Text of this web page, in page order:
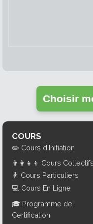
Choisir
COURS
✏️ Cours d'Initiation
👨‍👩‍👧‍👦 Cours Collectifs
🧍 Cours Particuliers
💻 Cours En Ligne
🎓 Programme de
Certification